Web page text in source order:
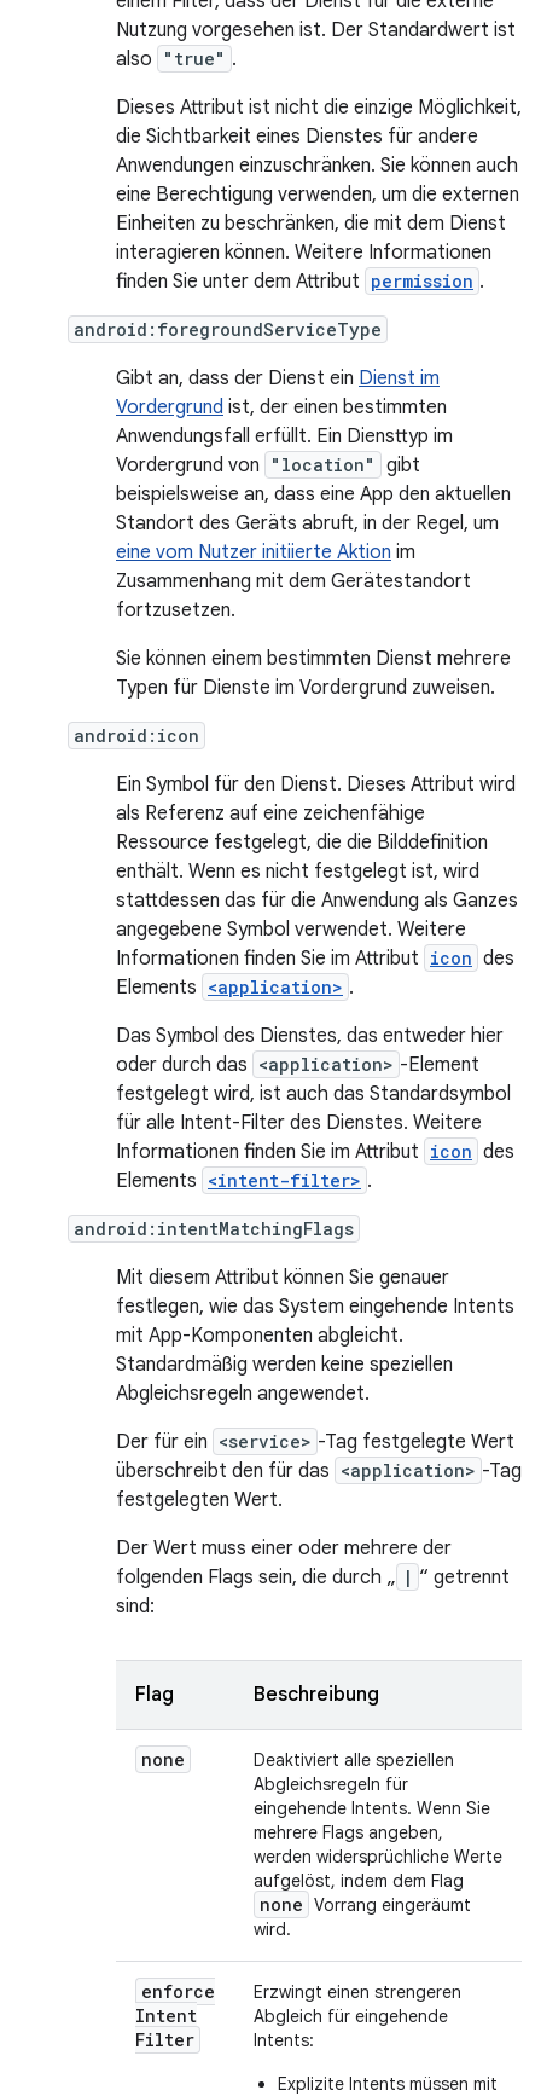
Nutzung vorgesehen ist. Der Standardwert ist
also
"true" .
Dieses Attribut ist nicht die einzige Möglichkeit,
die Sichtbarkeit eines Dienstes für andere
Anwendungen einzuschränken. Sie können auch
eine Berechtigung verwenden, um die externen
Einheiten zu beschränken, die mit dem Dienst
interagieren können. Weitere Informationen
finden Sie unter dem Attribut permission .
android:foregroundServiceType
Gibt an, dass der Dienst ein Dienst im
Vordergrund ist, der einen bestimmten
Anwendungsfall erfüllt. Ein Diensttyp im
Vordergrund von
"location"
gibt
beispielsweise an, dass eine App den aktuellen
Standort des Geräts abruft, in der Regel, um
eine vom Nutzer initiierte Aktion im
Zusammenhang mit dem Gerätestandort
fortzusetzen.
Sie können einem bestimmten Dienst mehrere
Typen für Dienste im Vordergrund zuweisen.
android:icon
Ein Symbol für den Dienst. Dieses Attribut wird
als Referenz auf eine zeichenfähige
Ressource festgelegt, die die Bilddefinition
enthält. Wenn es nicht festgelegt ist, wird
stattdessen das für die Anwendung als Ganzes
angegebene Symbol verwendet. Weitere
Informationen finden Sie im Attribut icon des
Elements <application> .
Das Symbol des Dienstes, das entweder hier
oder durch das <application> -Element
festgelegt wird, ist auch das Standardsymbol
für alle Intent-Filter des Dienstes. Weitere
Informationen finden Sie im Attribut icon des
Elements <intent-filter> .
android:intentMatchingFlags
Mit diesem Attribut können Sie genauer
festlegen, wie das System eingehende Intents
mit App-Komponenten abgleicht.
Standardmäßig werden keine speziellen
Abgleichsregeln angewendet.
Der für ein <service> -Tag festgelegte Wert
überschreibt den für das <application> -Tag
festgelegten Wert.
Der Wert muss einer oder mehrere der
folgenden Flags sein, die durch „ | “ getrennt
sind:
Flag Beschreibung
none
Deaktiviert alle speziellen
Abgleichsregeln für
eingehende Intents. Wenn Sie
mehrere Flags angeben,
werden widersprüchliche Werte
aufgelöst, indem dem Flag
none Vorrang eingeräumt
wird.
enforce
Intent
Filter
Erzwingt einen strengeren
Abgleich für eingehende
Intents:
Explizite Intents müssen mit